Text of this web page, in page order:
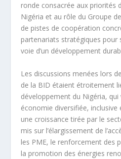
ronde consacrée aux priorités
Nigéria et au rôle du Groupe
de pistes de coopération
partenariats stratégiques pour
voie d’un développement
Les discussions menées lors
de la BID étaient étroitement
développement du Nigéria, qui
économie diversifiée,
une croissance tirée par le
mis sur l’élargissement de
les PME, le renforcement des
la promotion des énergies